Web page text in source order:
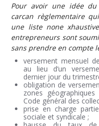
Pour avoir une idée
carcan règlementaire
une liste none
entrepreneurs sont
sans prendre en compte
versement mensuel
au lieu d’un
dernier jour du
obligation de
zones
Code général des
prise en charge
sociale et syndicale ;